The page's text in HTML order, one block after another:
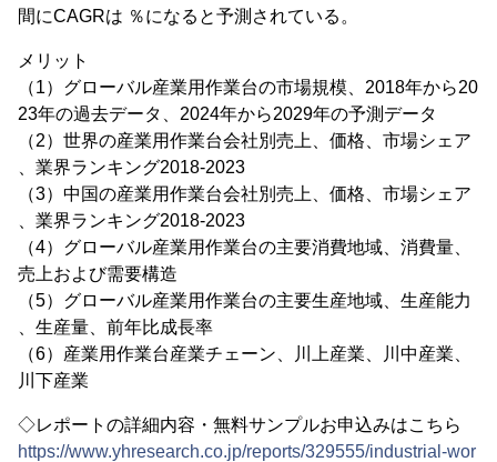
間にCAGRは ％になると予測されている。
メリット
（1）グローバル産業用作業台の市場規模、2018年から20
23年の過去データ、2024年から2029年の予測データ
（2）世界の産業用作業台会社別売上、価格、市場シェア
、業界ランキング2018-2023
（3）中国の産業用作業台会社別売上、価格、市場シェア
、業界ランキング2018-2023
（4）グローバル産業用作業台の主要消費地域、消費量、
売上および需要構造
（5）グローバル産業用作業台の主要生産地域、生産能力
、生産量、前年比成長率
（6）産業用作業台産業チェーン、川上産業、川中産業、
川下産業
◇レポートの詳細内容・無料サンプルお申込みはこちら
https://www.yhresearch.co.jp/reports/329555/industrial-wor